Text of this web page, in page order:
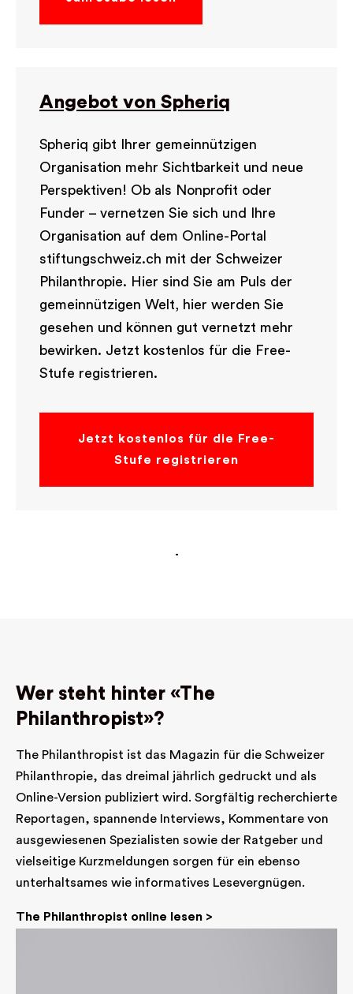
Angebot von Spheriq
Spheriq gibt Ihrer gemeinnützigen
Organisation mehr Sichtbarkeit und neue
Perspektiven! Ob als Nonprofit oder
Funder – vernetzen Sie sich und Ihre
Organisation auf dem Online-Portal
stiftungschweiz.ch mit der Schweizer
Philanthropie. Hier sind Sie am Puls der
gemeinnützigen Welt, hier werden Sie
gesehen und können gut vernetzt mehr
bewirken. Jetzt kostenlos für die Free-
Stufe registrieren.
Jetzt kostenlos für die Free-
Stufe registrieren
Wer steht hinter «The
Philanthropist»?
The Philanthropist ist das Magazin für die Schweizer
Philanthropie, das dreimal jährlich gedruckt und als
Online-Version publiziert wird. Sorgfältig recherchierte
Reportagen, spannende Interviews, Kommentare von
ausgewiesenen Spezialisten sowie der Ratgeber und
vielseitige Kurzmeldungen sorgen für ein ebenso
unterhaltsames wie informatives Lesevergnügen.
The Philanthropist online lesen >